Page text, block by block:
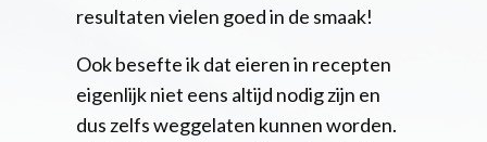
resultaten vielen goed in de smaak!
Ook besefte ik dat eieren in recepten
eigenlijk niet eens altijd nodig zijn en
dus zelfs weggelaten kunnen worden.